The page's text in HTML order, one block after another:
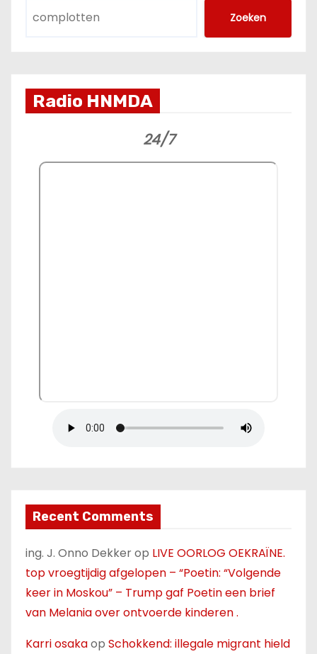
Zoeken
Radio HNMDA
24/7
Recent Comments
ing. J. Onno Dekkerop LIVE OORLOG OEKRAÏNE.
top vroegtijdig afgelopen – “Poetin: “Volgende
keer in Moskou” – Trump gaf Poetin een brief
van Melania over ontvoerde kinderen .
Karri osakaop Schokkend: illegale migrant hield